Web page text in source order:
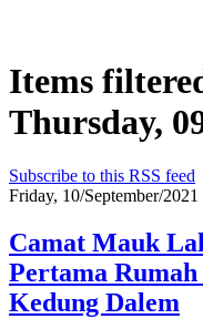
Items
Thursday,
Subscribe to this RSS feed
Friday, 10/September/2021
Camat Mauk
Pertama
Kedung Dalem